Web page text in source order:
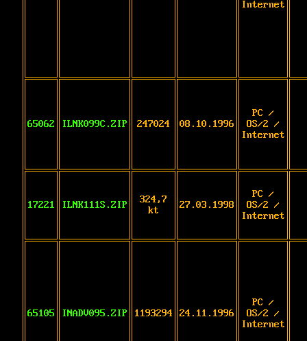
Internet
65062 ILNK099C.ZIP 247024 08.10.1996
PC /
OS/2 /
Internet
17221 ILNK111S.ZIP
324,7
kt
27.03.1998
PC /
OS/2 /
Internet
65105 INADV095.ZIP 1193294 24.11.1996
PC /
OS/2 /
Internet